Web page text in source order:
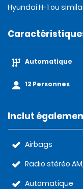
Hyundai H-1 ou
Automatique
12 Personnes
Inclut
Airbags
Radio stéréo
Automatique